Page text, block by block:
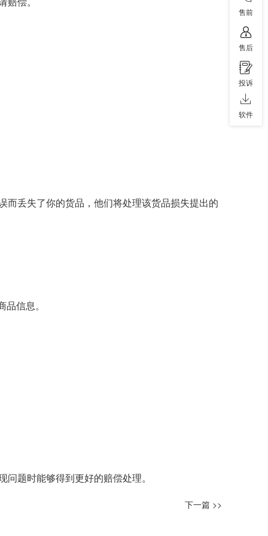
丢失了你的货品，他们将处理该货品损失提出的
信息。
题时能够得到更好的赔偿处理。
下一篇 >>
售前
售后
投诉
软件